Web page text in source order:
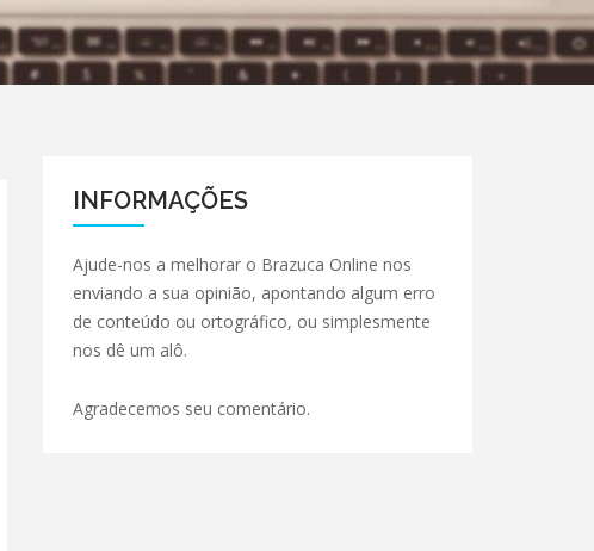
INFORMAÇÕES
Ajude-nos a melhorar o Brazuca Online nos
enviando a sua opinião, apontando algum erro
de conteúdo ou ortográfico, ou simplesmente
nos dê um alô.
Agradecemos seu comentário.